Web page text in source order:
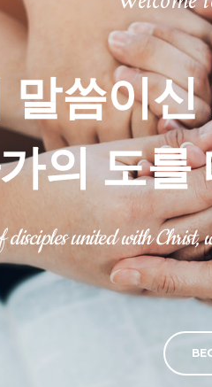
말씀이신
의 도를
united with